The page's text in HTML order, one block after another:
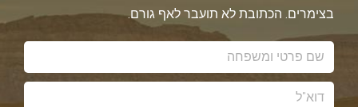
בצימרים. הכתובת לא תועבר לאף גורם.